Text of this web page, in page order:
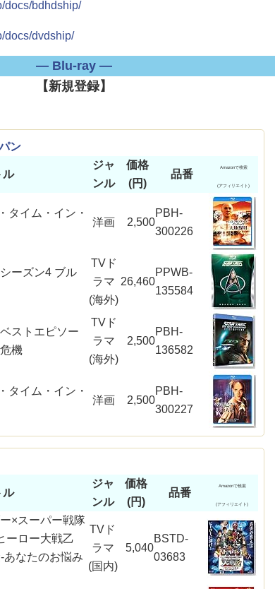
docs/bdhdship/
docs/dvdship/
― Blu-ray ―
【新規登録】
ン
ル
ジャ
ンル
価格
(円)
品番
Amazonで検索
(アフィリエイト)
タイム・イン・
洋画 2,500
PBH-
300226
ーズン4 ブル
TVド
ラマ
(海外)
26,460
PPWB-
135584
ストエピソー
機
TVド
ラマ
(海外)
2,500
PBH-
136582
タイム・イン・
洋画 2,500
PBH-
300227
ル
ジャ
ンル
価格
(円)
品番
Amazonで検索
(アフィリエイト)
×スーパー戦隊
ーロー大戦乙
あなたのお悩み
TVド
ラマ
(国内)
5,040
BSTD-
03683